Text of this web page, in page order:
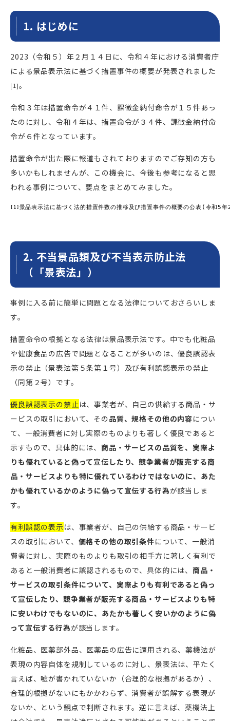
1. はじめに
2023（令和５）年２月１４日に、令和４年における消費者庁
による景品表示法に基づく措置事件の概要が発表されました
[1]。
令和３年は措置命令が４１件、課徴金納付命令が１５件あっ
たのに対し、令和４年は、措置命令が３４件、課徴金納付命
令が６件となっています。
措置命令が出た際に報道もされておりますのでご存知の方も
多いかもしれませんが、この機会に、今後も参考になると思
われる事例について、要点をまとめてみました。
[1] 景品表示法に基づく法的措置件数の推移及び措置事件の概要の公表(令和5
2. 不当景品類及び不当表示防止法
（「景表法」）
事例に入る前に簡単に問題となる法律についておさらいしま
す。
措置命令の根拠となる法律は景品表示法です。中でも化粧品
や健康食品の広告で問題となることが多いのは、優良誤認表
示の禁止（景表法第５条第１号）及び有利誤認表示の禁止
（同第２号）です。
優良誤認表示の禁止は、事業者が、自己の供給する商品・サ
ービスの取引において、その品質、規格その他の内容につい
て、一般消費者に対し実際のものよりも著しく優良であると
示すもので、具体的には、商品・サービスの品質を、実際よ
りも優れていると偽って宣伝したり、競争業者が販売する商
品・サービスよりも特に優れているわけではないのに、あた
かも優れているかのように偽って宣伝する行為が該当しま
す。
有利誤認の表示は、事業者が、自己の供給する商品・サービ
スの取引において、 価格その他の取引条件について、一般消
費者に対し、実際のものよりも取引の相手方に著しく有利で
あると一般消費者に誤認されるもので、具体的には、商品・
サービスの取引条件について、実際よりも有利であると偽っ
て宣伝したり、競争業者が販売する商品・サービスよりも特
に安いわけでもないのに、あたかも著しく安いかのように偽
って宣伝する行為が該当します。
化粧品、医薬部外品、医薬品の広告に適用される、薬機法が
表現の内容自体を規制しているのに対し、景表法は、平たく
言えば、嘘が書かれていないか（合理的な根拠があるか）、
合理的根拠がないにもかかわらず、消費者が誤解する表現が
ないか、という観点で判断されます。逆に言えば、薬機法上